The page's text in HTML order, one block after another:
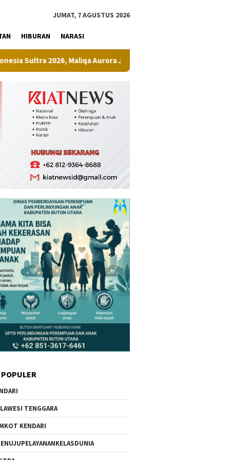
JUMAT, 7 AGUSTUS 2026
HIBURAN NARASI
Aurora Janiqa Siap Melenggang ke Tingkat Nasional
TENGGARA
KENDARI